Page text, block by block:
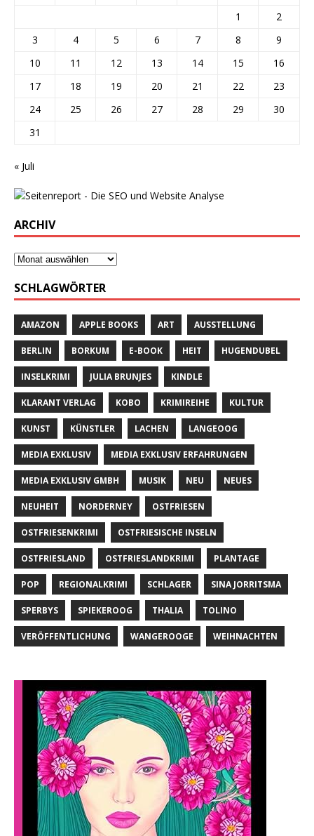
1
2
3
4 5 6 7 8
9
10
11 12 13 14 15
16
17
18 19 20 21 22
23
24
25 26 27 28 29
30
31
« Juli
ARCHIV
SCHLAGWÖRTER
AMAZON APPLE BOOKS ART AUSSTELLUNG
BERLIN BORKUM E-BOOK HEIT HUGENDUBEL
INSELKRIMI JULIA BRUNJES KINDLE
KLARANT VERLAG KOBO KRIMIREIHE KULTUR
KUNST KÜNSTLER LACHEN LANGEOOG
MEDIA EXKLUSIV MEDIA EXKLUSIV ERFAHRUNGEN
MEDIA EXKLUSIV GMBH MUSIK NEU NEUES
NEUHEIT NORDERNEY OSTFRIESEN
OSTFRIESENKRIMI OSTFRIESISCHE INSELN
OSTFRIESLAND OSTFRIESLANDKRIMI PLANTAGE
POP REGIONALKRIMI SCHLAGER SINA JORRITSMA
SPERBYS SPIEKEROOG THALIA TOLINO
VERÖFFENTLICHUNG WANGEROOGE WEIHNACHTEN